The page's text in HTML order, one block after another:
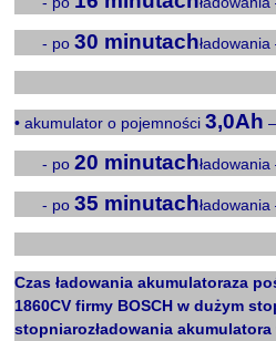
Xxx- po30 minutachładowania
• akumulator o pojemności3,0Ah
Xxx- po20 minutachładowania
Xxx- po35 minutachładowania
Czas ładowania akumulatoraza
1860CV firmy BOSCH w dużym
stopniarozładowania